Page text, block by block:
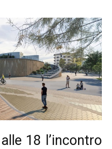
18 l’incontro